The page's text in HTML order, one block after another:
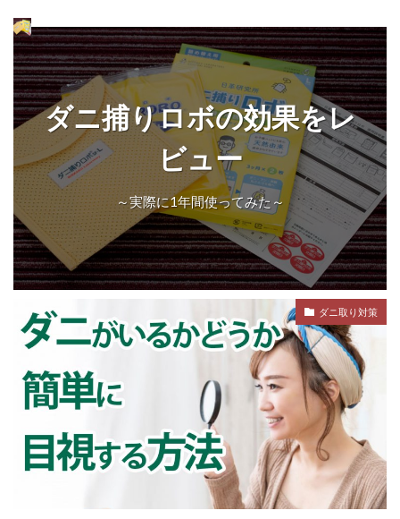
ダニ捕りロボの効果をレ
ビュー
～実際に1年間使ってみた～
ダニ取り対策